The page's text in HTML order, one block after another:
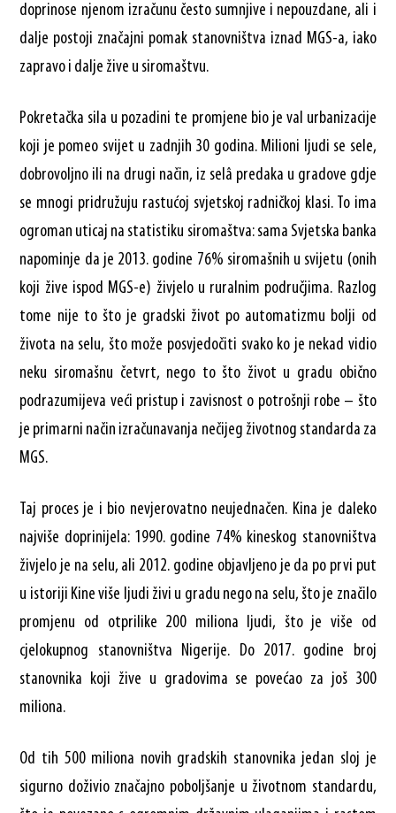
doprinose njenom izračunu često sumnjive i nepouzdane, ali i
dalje postoji značajni pomak stanovništva iznad MGS-a, iako
zapravo i dalje žive u siromaštvu.
Pokretačka sila u pozadini te promjene bio je val urbanizacije
koji je pomeo svijet u zadnjih 30 godina. Milioni ljudi se sele,
dobrovoljno ili na drugi način, iz selâ predaka u gradove gdje
se mnogi pridružuju rastućoj svjetskoj radničkoj klasi. To ima
ogroman uticaj na statistiku siromaštva: sama Svjetska banka
napominje da je 2013. godine 76% siromašnih u svijetu (onih
koji žive ispod MGS-e) živjelo u ruralnim područjima. Razlog
tome nije to što je gradski život po automatizmu bolji od
života na selu, što može posvjedočiti svako ko je nekad vidio
neku siromašnu četvrt, nego to što život u gradu obično
podrazumijeva veći pristup i zavisnost o potrošnji robe – što
je primarni način izračunavanja nečijeg životnog standarda za
MGS.
Taj proces je i bio nevjerovatno neujednačen. Kina je daleko
najviše doprinijela: 1990. godine 74% kineskog stanovništva
živjelo je na selu, ali 2012. godine objavljeno je da po prvi put
u istoriji Kine više ljudi živi u gradu nego na selu, što je značilo
promjenu od otprilike 200 miliona ljudi, što je više od
cjelokupnog stanovništva Nigerije. Do 2017. godine broj
stanovnika koji žive u gradovima se povećao za još 300
miliona.
Od tih 500 miliona novih gradskih stanovnika jedan sloj je
sigurno doživio značajno poboljšanje u životnom standardu,